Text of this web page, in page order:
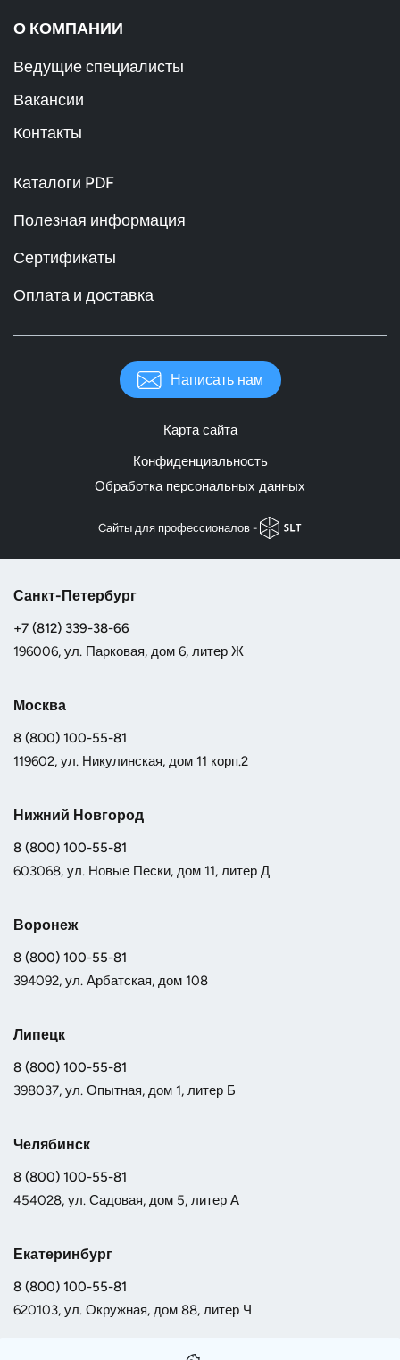
О КОМПАНИИ
Ведущие специалисты
Вакансии
Контакты
Каталоги PDF
Полезная информация
Сертификаты
Оплата и доставка
Написать нам
Карта сайта
Конфиденциальность
Обработка персональных данных
Cайты для профессионалов -
Санкт-Петербург
+7 (812) 339-38-66
196006, ул. Парковая, дом 6, литер Ж
Москва
8 (800) 100-55-81
119602, ул. Никулинская, дом 11 корп.2
Нижний Новгород
8 (800) 100-55-81
603068, ул. Новые Пески, дом 11, литер Д
Воронеж
8 (800) 100-55-81
394092, ул. Арбатская, дом 108
Липецк
8 (800) 100-55-81
398037, ул. Опытная, дом 1, литер Б
Челябинск
8 (800) 100-55-81
454028, ул. Садовая, дом 5, литер А
Екатеринбург
8 (800) 100-55-81
620103, ул. Окружная, дом 88, литер Ч